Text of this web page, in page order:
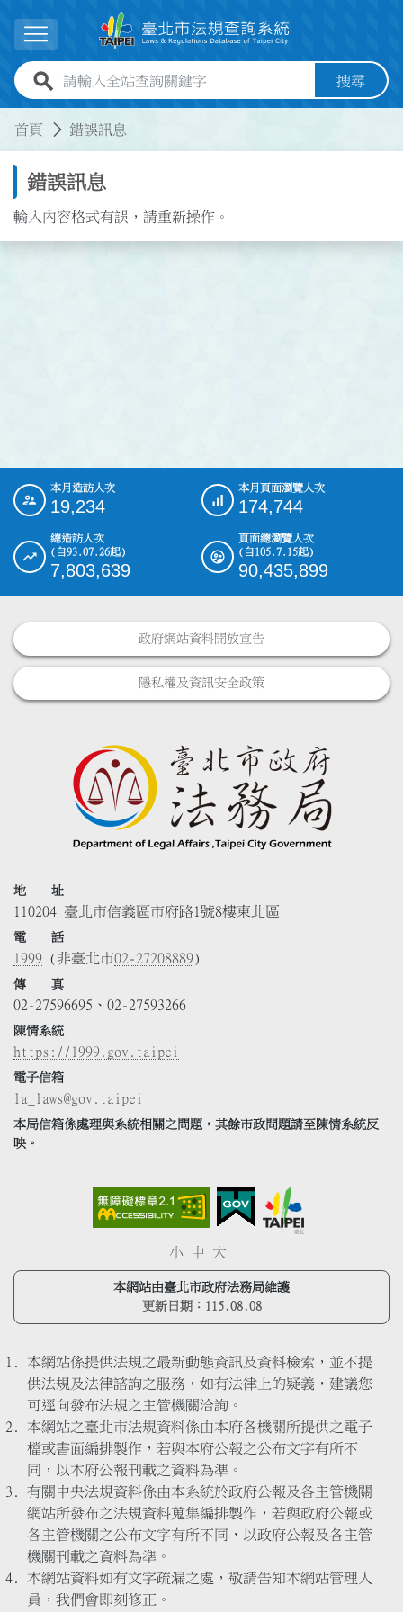
展開選單
全站查詢關鍵字欄位 搜尋
首頁 錯誤訊息
錯誤訊息
輸入內容格式有誤，請重新操作。
::: 本月造訪人次
19,234
本月頁面瀏覽人次
174,744
總造訪人次
(自93.07.26起)
7,803,639
頁面總瀏覽人次
(自105.7.15起)
90,435,899
政府網站資料開放宣告
隱私權及資訊安全政策
地 址
110204 臺北市信義區市府路1號8樓東北區
電 話
1999 (非臺北市02-27208889)
傳 真
02-27596695、02-27593266
陳情系統
https://1999.gov.taipei
電子信箱
la_laws@gov.taipei
本局信箱係處理與系統相關之問題，其餘市政問題請至陳情系統反
映。
小 中 大
本網站由臺北市政府法務局維護
更新日期： 115.08.08
本網站係提供法規之最新動態資訊及資料檢索，並不提
供法規及法律諮詢之服務，如有法律上的疑義，建議您
可逕向發布法規之主管機關洽詢。
本網站之臺北市法規資料係由本府各機關所提供之電子
檔或書面編排製作，若與本府公報之公布文字有所不
同，以本府公報刊載之資料為準。
有關中央法規資料係由本系統於政府公報及各主管機關
網站所發布之法規資料蒐集編排製作，若與政府公報或
各主管機關之公布文字有所不同，以政府公報及各主管
機關刊載之資料為準。
本網站資料如有文字疏漏之處，敬請告知本網站管理人
員，我們會即刻修正。